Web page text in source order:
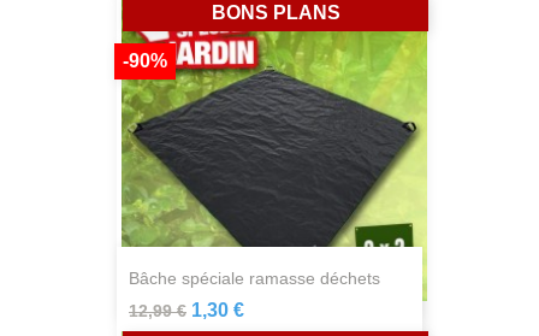
bâche spéciale ramasse déchets
12,99 €
-90%
1,30 €
BONS PLANS